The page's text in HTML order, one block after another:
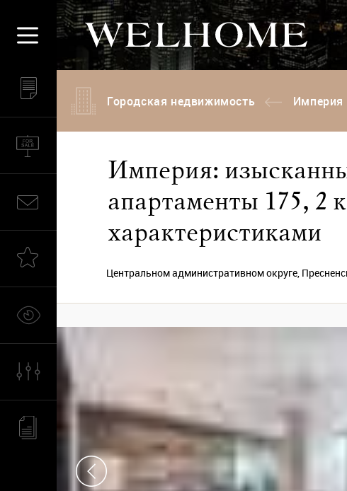
Городская недвижимость Империя
Империя:
апартаменты 175,2
характеристиками
Центральном административном округе,